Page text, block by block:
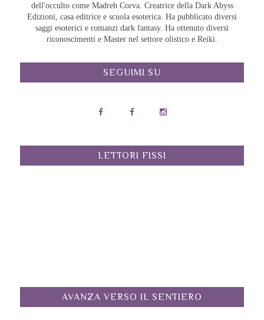
dell'occulto come Madreh Corva. Creatrice della Dark Abyss
Edizioni, casa editrice e scuola esoterica. Ha pubblicato diversi
saggi esoterici e romanzi dark fantasy. Ha ottenuto diversi
riconoscimenti e Master nel settore olistico e Reiki.
SEGUIMI SU
LETTORI FISSI
AVANZA VERSO IL SENTIERO